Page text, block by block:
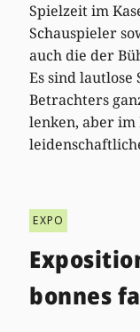
Spielzeit im
Schauspieler
auch die der
Es sind lautlose
Betrachters
lenken, aber im
EXPO
bonnes